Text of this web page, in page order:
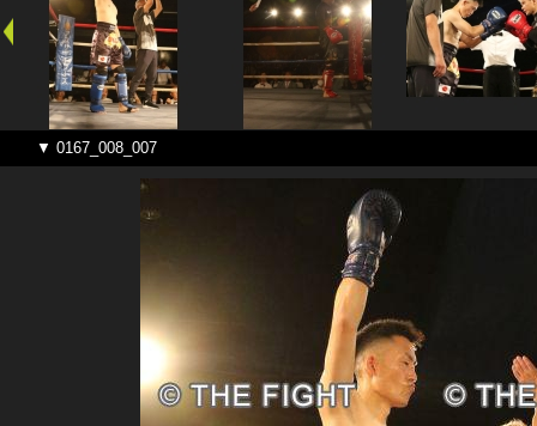
▼ 0167_008_007